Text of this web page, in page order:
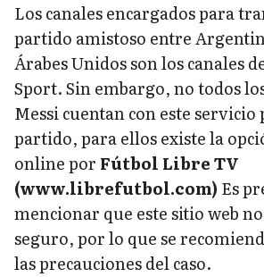
Los canales encargados para
partido amistoso entre
Árabes Unidos son los canales
Sport. Sin embargo, no todos
Messi cuentan con este servicio
partido, para ellos existe la
online por Fútbol Libre TV
(www.librefutbol.com) Es
mencionar que este sitio web
seguro, por lo que se
las precauciones del caso.